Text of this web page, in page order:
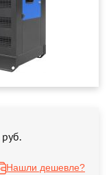
руб.
Нашли дешевле?